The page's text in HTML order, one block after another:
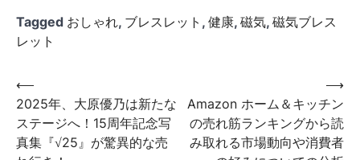
Tagged おしゃれ, ブレスレット , 健康, 磁気, 磁気ブレス
レット
投
稿
ナ
⟵
2025年、大原優乃は新たな
ステージへ！15周年記念写
真集『√25』が驚異的な売
Amazon ホーム＆キッチン
の売れ筋ランキングから読
み取れる市場動向や消費者
⟶